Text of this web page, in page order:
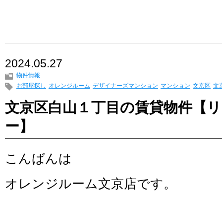
2024.05.27
物件情報
お部屋探し オレンジルーム デザイナーズマンション マンション 文京区 文
文京区白山１丁目の賃貸物件【
ー】
こんばんは
オレンジルーム文京店です。